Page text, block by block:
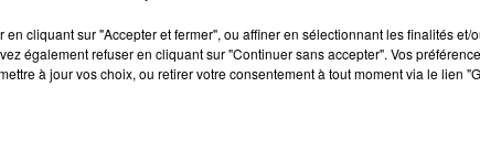
en cliquant sur "Accepter et fermer", ou affiner en sélectionnant les finalités et/
également refuser en cliquant sur "Continuer sans accepter". Vos
à jour vos choix, ou retirer votre consentement à tout moment via le lien